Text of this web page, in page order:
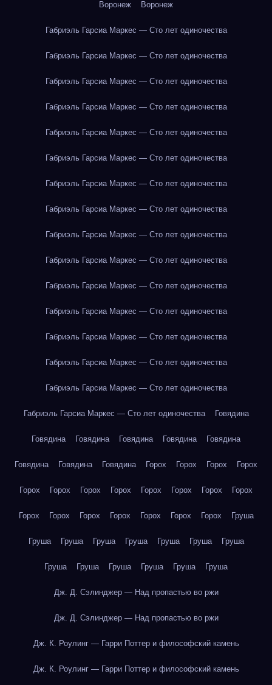
Воронеж Воронеж
Габриэль Гарсиа Маркес — Сто лет одиночества
Габриэль Гарсиа Маркес — Сто лет одиночества
Габриэль Гарсиа Маркес — Сто лет одиночества
Габриэль Гарсиа Маркес — Сто лет одиночества
Габриэль Гарсиа Маркес — Сто лет одиночества
Габриэль Гарсиа Маркес — Сто лет одиночества
Габриэль Гарсиа Маркес — Сто лет одиночества
Габриэль Гарсиа Маркес — Сто лет одиночества
Габриэль Гарсиа Маркес — Сто лет одиночества
Габриэль Гарсиа Маркес — Сто лет одиночества
Габриэль Гарсиа Маркес — Сто лет одиночества
Габриэль Гарсиа Маркес — Сто лет одиночества
Габриэль Гарсиа Маркес — Сто лет одиночества
Габриэль Гарсиа Маркес — Сто лет одиночества
Габриэль Гарсиа Маркес — Сто лет одиночества
Габриэль Гарсиа Маркес — Сто лет одиночества Говядина
Говядина Говядина Говядина Говядина Говядина
Говядина Говядина Говядина Горох Горох Горох Горох
Горох Горох Горох Горох Горох Горох Горох Горох
Горох Горох Горох Горох Горох Горох Горох Груша
Груша Груша Груша Груша Груша Груша Груша
Груша Груша Груша Груша Груша Груша
Дж. Д. Сэлинджер — Над пропастью во ржи
Дж. Д. Сэлинджер — Над пропастью во ржи
Дж. К. Роулинг — Гарри Поттер и философский камень
Дж. К. Роулинг — Гарри Поттер и философский камень